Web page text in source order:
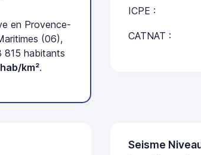
en Provence-
(06),
815 habitants
km².
ICPE :
CATNAT :
Seisme